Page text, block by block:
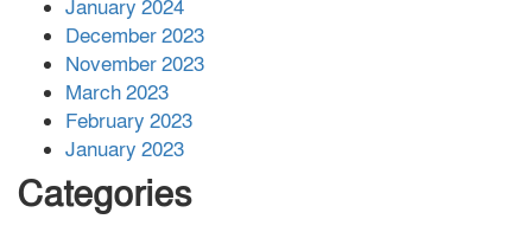
January 2024
December 2023
November 2023
March 2023
February 2023
January 2023
Categories